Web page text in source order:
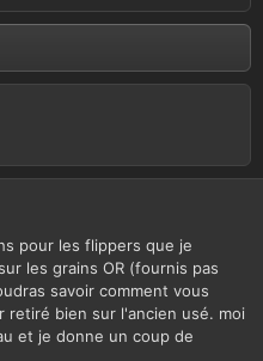
pour les flippers que je
les grains OR (fournis pas
savoir comment vous
retiré bien sur l'ancien usé. moi
et je donne un coup de